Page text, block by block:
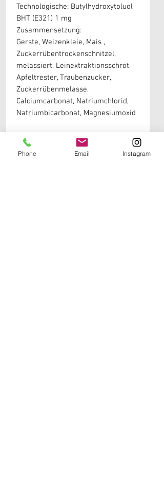
Technologische: Butylhydroxytoluol
BHT (E321) 1 mg
Zusammensetzung:
Gerste, Weizenkleie, Mais ,
Zuckerrübentrockenschnitzel,
melassiert, Leinextraktionsschrot,
Apfeltrester, Traubenzucker,
Zuckerrübenmelasse,
Calciumcarbonat, Natriumchlorid,
Natriumbicarbonat, Magnesiumoxid
Weitere Informationen erhälst du in unseren
Produktdetails
Phone Email Instagram